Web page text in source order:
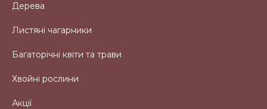
Дерева
Листяні чагарники
Багаторічні квіти та трави
Хвойні рослини
Акції